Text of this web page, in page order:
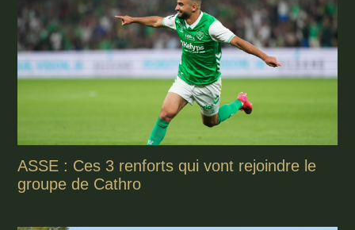
ASSE : Ces 3 renforts qui vont rejoindre le
groupe de Cathro